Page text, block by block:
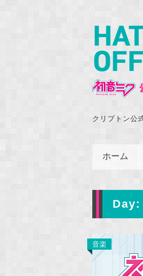
クリプトン公
ホーム
Day:
音楽